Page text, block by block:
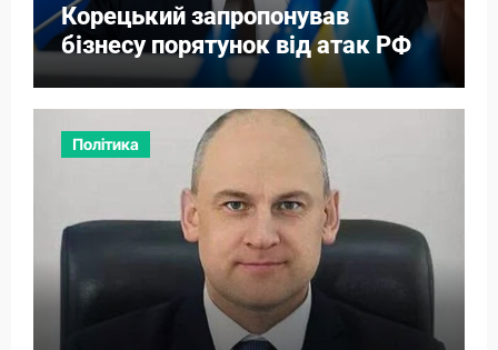
Корецький запропонував
бізнесу порятунок від атак РФ
Політика